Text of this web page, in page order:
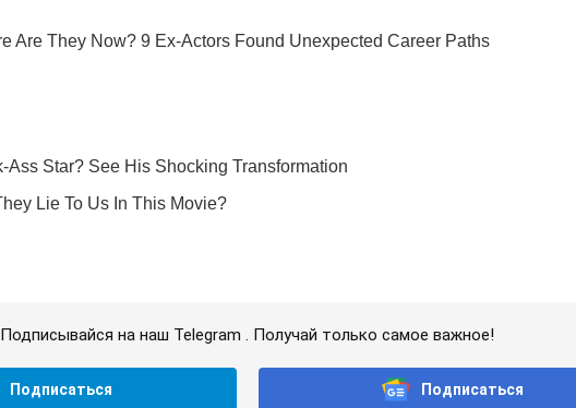
Подписывайся на наш Telegram . Получай только самое важное!
Подписаться Подписаться